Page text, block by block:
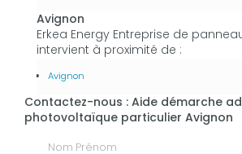
Avignon
Erkea Energy Entreprise de
intervient à proximité de :
Avignon
Contactez-nous : Aide démarche
photovoltaïque particulier Avignon
Nom Prénom